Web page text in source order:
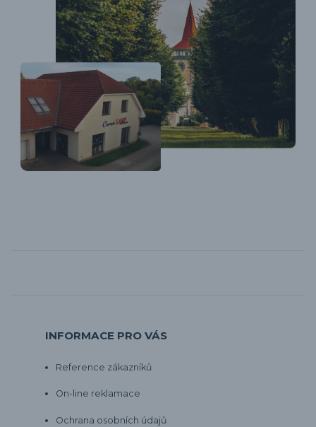
INFORMACE PRO VÁS
Reference zákazníků
On-line reklamace
Ochrana osobních údajů